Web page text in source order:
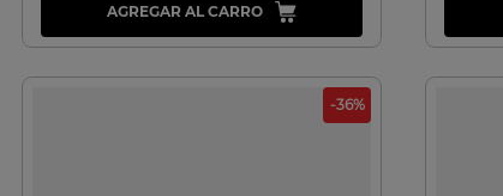
AGREGAR AL CARRO
-36%